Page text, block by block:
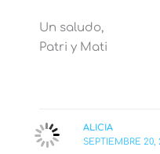
Un saludo,
Patri y Mati
ALICIA
SEPTIEMBRE 20,